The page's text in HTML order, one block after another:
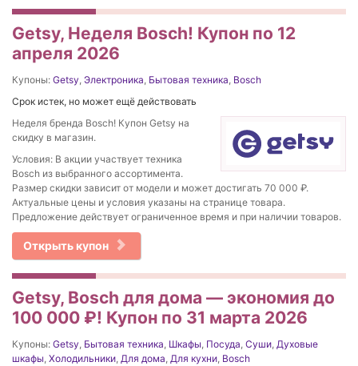
Getsy, Неделя Bosch! Купон по 12
апреля 2026
Купоны: Getsy, Электроника, Бытовая техника, Bosch
Срок истек, но может ещё действовать
Неделя бренда Bosch! Купон Getsy на
скидку в магазин.
Условия: В акции участвует техника
Bosch из выбранного ассортимента.
Размер скидки зависит от модели и может достигать 70 000 ₽.
Актуальные цены и условия указаны на странице товара.
Предложение действует ограниченное время и при наличии товаров.
Открыть купон
Getsy, Bosch для дома — экономия до
100 000 ₽! Купон по 31 марта 2026
Купоны: Getsy, Бытовая техника, Шкафы, Посуда, Суши, Духовые
шкафы, Холодильники, Для дома, Для кухни, Bosch